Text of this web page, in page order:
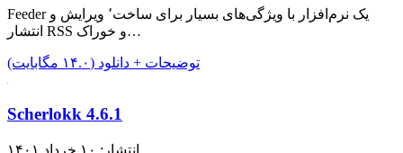
Feeder یک نرم‌افزار با ویژگی‌های بسیار برای ساخت٬ ویرایش و
انتشار RSS و خوراک…
توضیحات + دانلود (۱۴.۰ مگابایت)
Scherlokk 4.6.1
انتشار: ۱۰ خرداد ۱۴۰۱